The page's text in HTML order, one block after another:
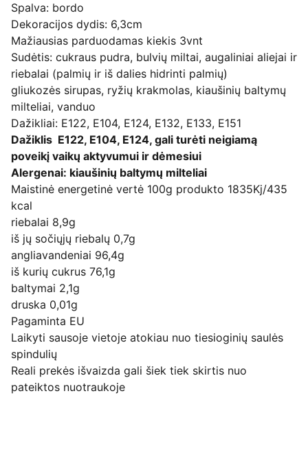
Spalva: bordo
Dekoracijos dydis: 6,3cm
Mažiausias parduodamas kiekis 3vnt
Sudėtis: cukraus pudra, bulvių miltai, augaliniai aliejai ir
riebalai (palmių ir iš dalies hidrinti palmių)
gliukozės sirupas, ryžių krakmolas, kiaušinių baltymų
milteliai, vanduo
Dažikliai: E122, E104, E124, E132, E133, E151
Dažiklis E122, E104, E124, gali turėti neigiamą
poveikį vaikų aktyvumui ir dėmesiui
Alergenai: kiaušinių baltymų milteliai
Maistinė energetinė vertė 100g produkto 1835Kj/435
kcal
riebalai 8,9g
iš jų sočiųjų riebalų 0,7g
angliavandeniai 96,4g
iš kurių cukrus 76,1g
baltymai 2,1g
druska 0,01g
Pagaminta EU
Laikyti sausoje vietoje atokiau nuo tiesioginių saulės
spindulių
Reali prekės išvaizda gali šiek tiek skirtis nuo
pateiktos nuotraukoje